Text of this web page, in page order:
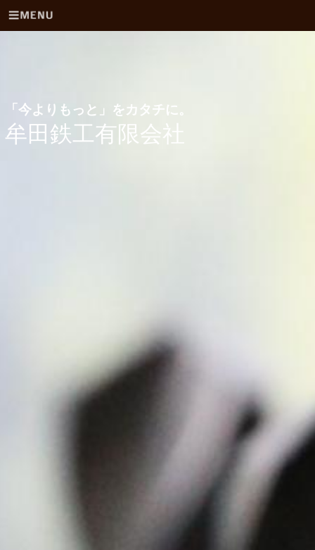
「今よりもっと」をカタチに。
牟田鉄工有限会社